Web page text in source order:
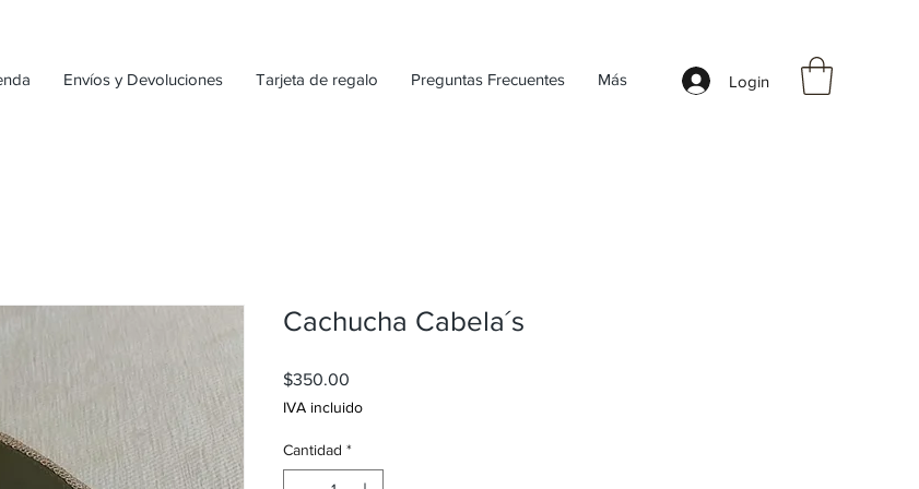
Envíos y Devoluciones Tarjeta de regalo Preguntas Frecuentes Más Login
Cachucha Cabela´s
$350.00
IVA incluido
Cantidad *